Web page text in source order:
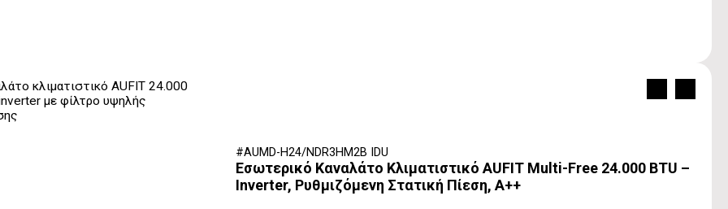
#AUMD-H24/NDR3HM2B IDU
Εσωτερικό Καναλάτο Κλιματιστικό AUFIT Multi-Free 24.000 BTU –
Inverter, Ρυθμιζόμενη Στατική Πίεση, A++